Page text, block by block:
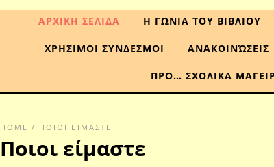
ΑΡΧΙΚΗ ΣΕΛΙΔΑ Η ΓΩΝΙΑ ΤΟΥ ΒΙΒΛΙΟΥ
ΧΡΗΣΙΜΟΙ ΣΥΝΔΕΣΜΟΙ ΑΝΑΚΟΙΝΏΣΕΙΣ
ΠΡΟ… ΣΧΟΛΙΚΑ
HOME / ΠΟΙΟΙ ΕΊΜΑΣΤΕ
Ποιοι είμαστε